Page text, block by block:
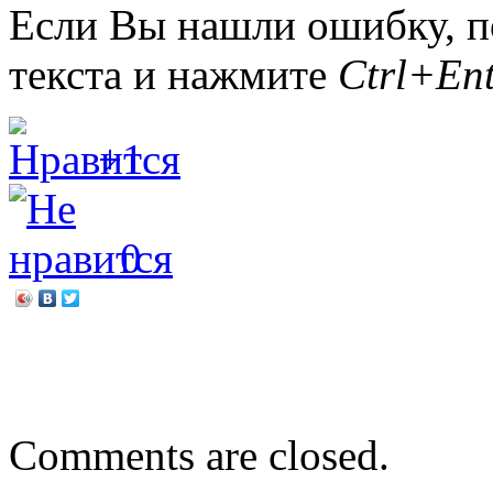
Если Вы нашли ошибку,
текста и нажмите
+1
0
Comments are closed.